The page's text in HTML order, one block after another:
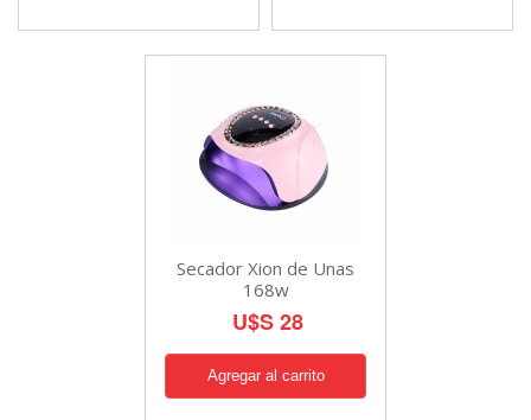
Secador Xion de Unas
168w
U$S 28